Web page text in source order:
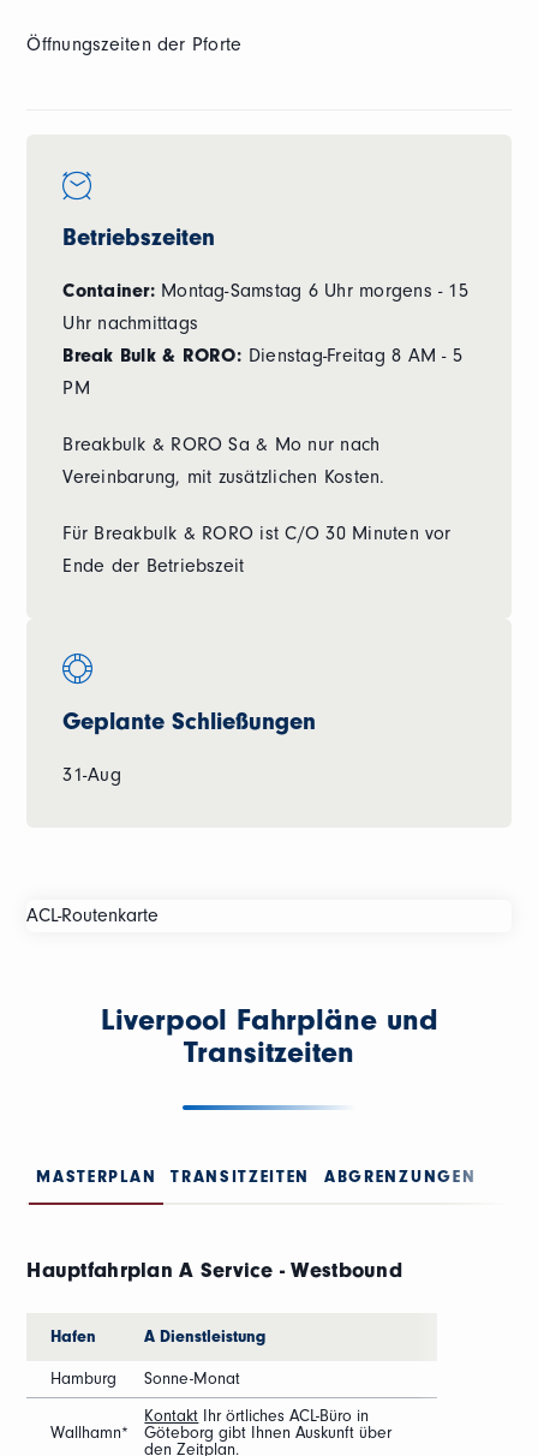
Öffnungszeiten der Pforte
Betriebszeiten
Container:Montag-Samstag 6 Uhr morgens - 15
Uhr nachmittags
Break Bulk & RORO: Dienstag-Freitag 8 AM - 5
PM
Breakbulk & RORO Sa & Mo nur nach
Vereinbarung, mit zusätzlichen Kosten.
Für Breakbulk & RORO ist C/O 30 Minuten vor
Ende der Betriebszeit
Geplante Schließungen
31-Aug
Liverpool Fahrpläne und
Transitzeiten
MASTERPLAN TRANSITZEITEN ABGRENZUNGEN
Hauptfahrplan A Service - Westbound
Hafen A Dienstleistung
Hamburg Sonne-Monat
Wallhamn*
Kontakt Ihr örtliches ACL-Büro in
Göteborg gibt Ihnen Auskunft über
den Zeitplan.